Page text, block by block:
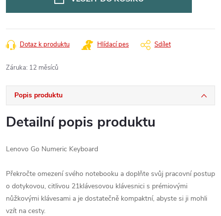
Dotaz k produktu Hlídací pes Sdílet
Záruka: 12 měsíců
Popis produktu
Detailní popis produktu
Lenovo Go Numeric Keyboard
Překročte omezení svého notebooku a doplňte svůj pracovní postup
o dotykovou, citlivou 21klávesovou klávesnici s prémiovými
nůžkovými klávesami a je dostatečně kompaktní, abyste si ji mohli
vzít na cesty.